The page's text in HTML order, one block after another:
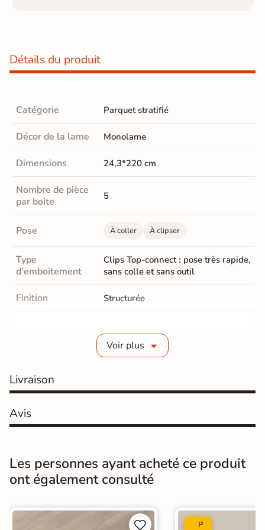
Détails du produit
Catégorie Parquet stratifié
Décor de la lame Monolame
Dimensions 24,3*220 cm
Nombre de pièce
par boite
5
Pose À coller À clipser
Type
d'emboitement
Clips Top-connect : pose très rapide,
sans colle et sans outil
Finition Structurée
Avec 4 chanfreins
Parquet Coloris
destination
Salle de bains / WC
Bureau / Commerce
Pièce humides Oui
Voir plus
Livraison
Avis
Les personnes ayant acheté ce produit
ont également consulté


P